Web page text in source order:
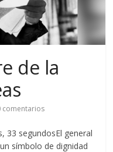
de la
comentarios
33 segundosEl general
símbolo de dignidad